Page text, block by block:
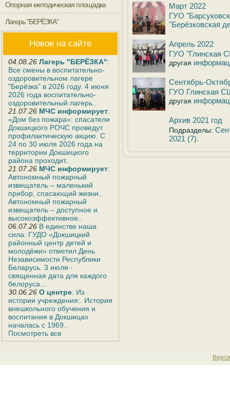
Опорная методическая площадка
Лагерь "БЕРЁЗКА"
Новое на сайте
04.08.26 Лагерь "БЕРЁЗКА":
Все смены в воспитательно-
оздоровительном лагере
"Берёзка" в 2026 году. 4 июня
2026 года воспитательно-
оздоровительный лагерь..
21.07.26 МЧС информирует:
«Дом без пожара»: спасатели
Докшицкого РОЧС проведут
профилактическую акцию. С
24 по 30 июля 2026 года на
территории Докшицкого
района проходит..
21.07.26 МЧС информирует:
Автономный пожарный
извещатель – маленький
прибор, спасающий жизни..
Автономный пожарный
извещатель – доступное и
высокоэффективное..
06.07.26 В единстве наша
сила: ГУДО «Докшицкий
районный центр детей и
молодёжи» отметил День
Независимости Республики
Беларусь. 3 июля -
священная дата для каждого
белоруса...
30.06.26 О центре: Из
истории учреждения:. История
внешкольного обучения и
воспитания в Докшицах
началась с 1969..
Посмотреть все
Март 2022
ГУО
"Берёзковская
Апрель 2022
ГУО "Глинская
другая
Сентябрь-
ГУО Глинская
другая
Архив 2021 год
Подразделы:
2021 (7)